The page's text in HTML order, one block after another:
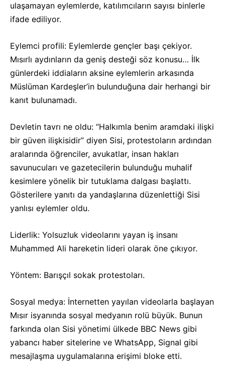
ulaşamayan eylemlerde, katılımcıların sayısı binlerle
ifade ediliyor.
Eylemci profili: Eylemlerde gençler başı çekiyor.
Mısırlı aydınların da geniş desteği söz konusu… İlk
günlerdeki iddiaların aksine eylemlerin arkasında
Müslüman Kardeşler’in bulunduğuna dair herhangi bir
kanıt bulunamadı.
Devletin tavrı ne oldu: “Halkımla benim aramdaki ilişki
bir güven ilişkisidir” diyen Sisi, protestoların ardından
aralarında öğrenciler, avukatlar, insan hakları
savunucuları ve gazetecilerin bulunduğu muhalif
kesimlere yönelik bir tutuklama dalgası başlattı.
Gösterilere yanıtı da yandaşlarına düzenlettiği Sisi
yanlısı eylemler oldu.
Liderlik: Yolsuzluk videolarını yayan iş insanı
Muhammed Ali hareketin lideri olarak öne çıkıyor.
Yöntem: Barışçıl sokak protestoları.
Sosyal medya: İnternetten yayılan videolarla başlayan
Mısır isyanında sosyal medyanın rolü büyük. Bunun
farkında olan Sisi yönetimi ülkede BBC News gibi
yabancı haber sitelerine ve WhatsApp, Signal gibi
mesajlaşma uygulamalarına erişimi bloke etti.